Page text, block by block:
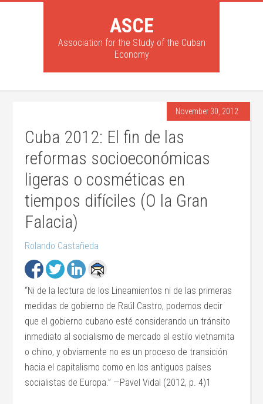
ASCE
Association for the Study of the Cuban
Economy
November 30, 2012
Cuba 2012: El fin de las
reformas socioeconómicas
ligeras o cosméticas en
tiempos difíciles (O la Gran
Falacia)
Rolando Castañeda
“Ni de la lectura de los Lineamientos ni de las primeras
medidas de gobierno de Raúl Castro, podemos decir
que el gobierno cubano esté considerando un tránsito
inmediato al socialismo de mercado al estilo vietnamita
o chino, y obviamente no es un proceso de transición
hacia el capitalismo como en los antiguos países
socialistas de Europa.” —Pavel Vidal (2012, p. 4)1